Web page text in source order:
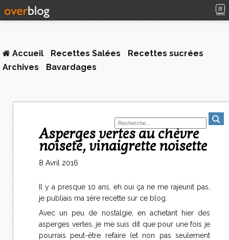
MENU
Accueil Recettes Salées
Recettes sucrées
Archives
Bavardages
Asperges vertes au chèvre
noiseté, vinaigrette noisette
8 Avril 2016
Il y a presque 10 ans, eh oui ça ne me rajeunit pas,
je publiais ma 1ère recette sur ce blog.
Avec un peu de nostalgie, en achetant hier des
asperges vertes, je me suis dit que pour une fois je
pourrais peut-être refaire (et non pas seulement